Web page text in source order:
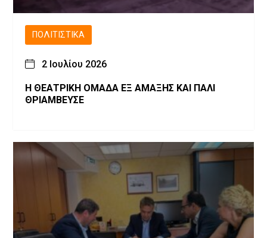
ΠΟΛΙΤΙΣΤΙΚΆ
2 Ιουλίου 2026
Η ΘΕΑΤΡΙΚΗ ΟΜΑΔΑ ΕΞ ΑΜΑΞΗΣ ΚΑΙ ΠΑΛΙ
ΘΡΙΑΜΒΕΥΣΕ